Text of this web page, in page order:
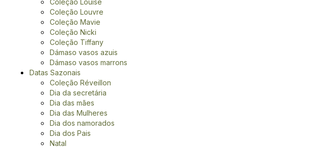
Coleção Louise
Coleção Louvre
Coleção Mavie
Coleção Nicki
Coleção Tiffany
Dámaso vasos azuis
Dámaso vasos marrons
Datas Sazonais
Coleção Réveillon
Dia da secretária
Dia das mães
Dia das Mulheres
Dia dos namorados
Dia dos Pais
Natal